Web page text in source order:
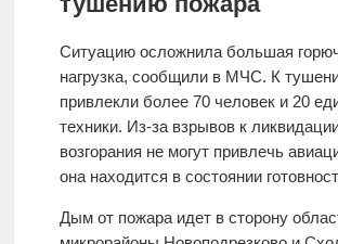
Ситуацию осложнила большая
нагрузка, сообщили в МЧС. К
привлекли более 70 человек и 20
техники. Из-за взрывов к
возгорания не могут привлечь
она находится в состоянии
Дым от пожара идет в сторону